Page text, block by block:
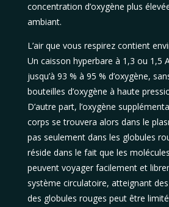
concentration d’oxygène plus
ambiant.
L’air que vous respirez contient
Un caisson hyperbare à 1,3 ou 1,5
jusqu’à 93 % à 95 % d’oxygène,
bouteilles d’oxygène à haute
D’autre part, l’oxygène
corps se trouvera alors dans le
pas seulement dans les globules
réside dans le fait que les
peuvent voyager facilement et
système circulatoire, atteignant
des globules rouges peut être